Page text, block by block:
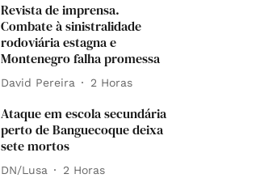
Revista de imprensa.
Combate à sinistralidade
rodoviária estagna e
Montenegro falha promessa
David Pereira 2 Horas
Ataque em escola secundária
perto de Banguecoque deixa
sete mortos
DN/Lusa 2 Horas